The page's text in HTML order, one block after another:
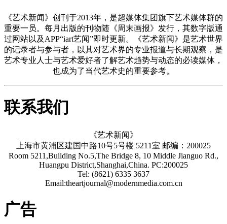
《艺术新闻》创刊于2013年，是超媒体集团旗下艺术媒体群的
重要一员。每月出版的刊物随《周末画报》发行，其数字版通
过网站以及APP“iart艺闻”即时更新。《艺术新闻》是艺术世界
的记录者与参与者，以其对艺术界的专业报道与长期观察，是
艺术专业人士与艺术爱好者了解艺术趋势与动态的必读媒体，
也成为了当代艺术史的重要参考。
联系我们
《艺术新闻》
上海市黄浦区建国中路10号5号楼 5211室 邮编：200025
Room 5211,Building No.5,The Bridge 8, 10 Middle Jianguo Rd.,
Huangpu District,Shanghai,China. PC:200025
Tel: (8621) 6335 3637
Email:theartjournal@modernmedia.com.cn
广告